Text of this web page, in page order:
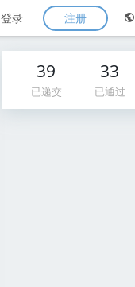
登录 注册
39
已递交
33
已通过